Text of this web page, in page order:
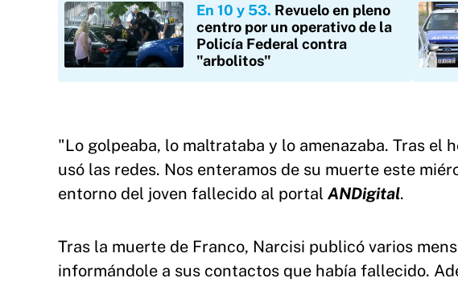
En 10 y 53 Revuelo en pleno
centro por un operativo de la
Policía Federal contra
"arbolitos"
"Lo golpeaba, lo maltrataba y lo amenazaba. Tras el
usó las redes. Nos enteramos de su muerte este
entorno del joven fallecido al portal ANDigital.
Tras la muerte de Franco, Narcisi publicó varios
informándole a sus contactos que había fallecido.